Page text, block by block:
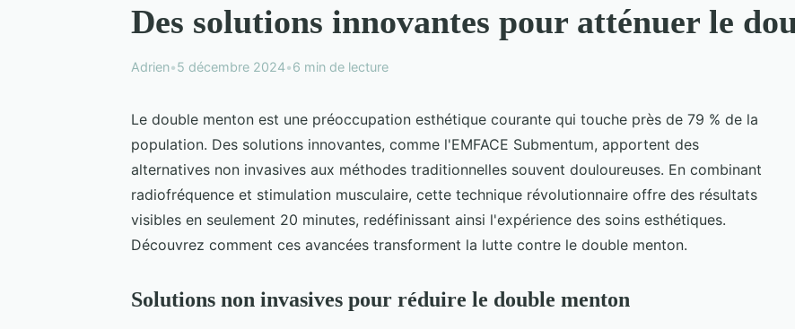
Des solutions innovantes pour atténuer le
Adrien•5 décembre 2024•6 min de lecture
Le double menton est une préoccupation esthétique courante qui touche près de 79 % de la
population. Des solutions innovantes, comme l'EMFACE Submentum, apportent des
alternatives non invasives aux méthodes traditionnelles souvent douloureuses. En combinant
radiofréquence et stimulation musculaire, cette technique révolutionnaire offre des résultats
visibles en seulement 20 minutes, redéfinissant ainsi l'expérience des soins esthétiques.
Découvrez comment ces avancées transforment la lutte contre le double menton.
Solutions non invasives pour réduire le double menton